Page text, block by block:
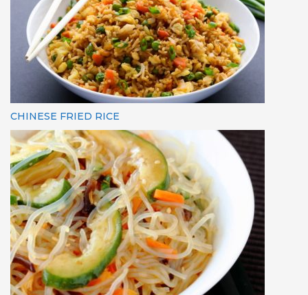
CHINESE FRIED RICE